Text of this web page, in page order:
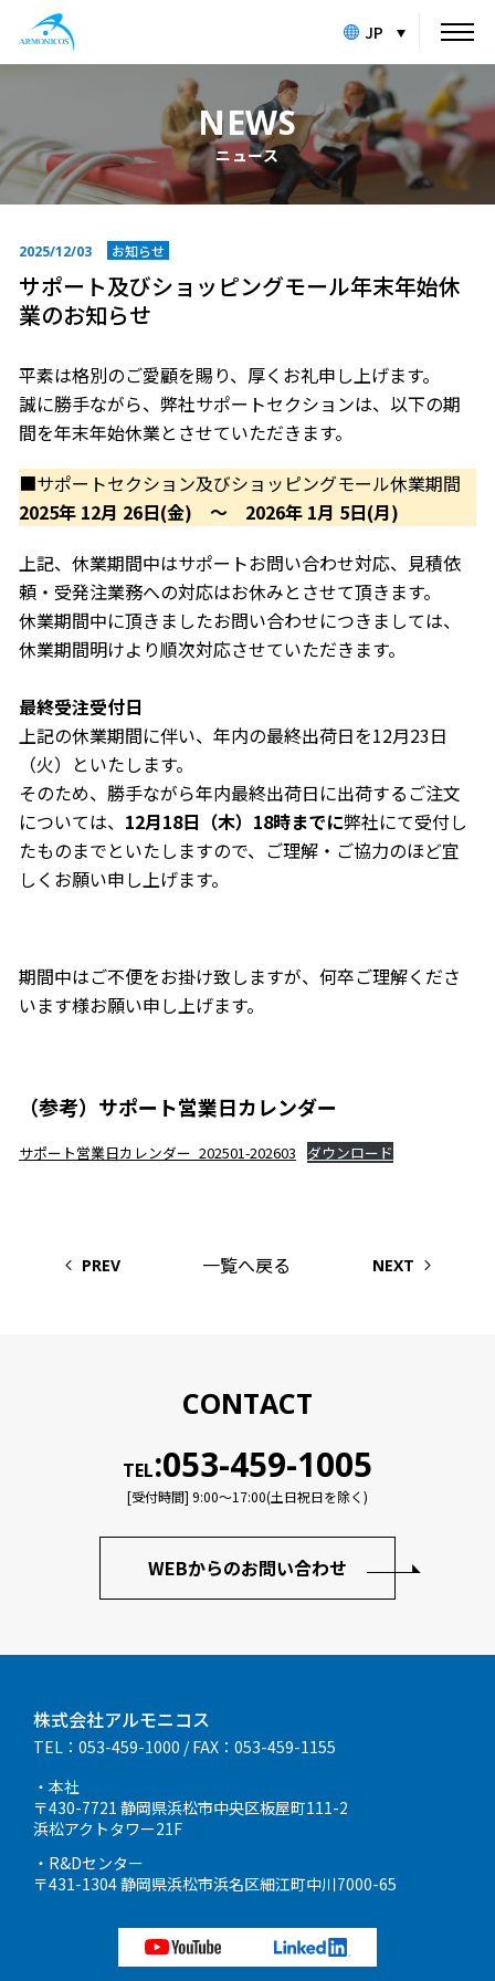
JP
NEWS
ニュース
2025/12/03 お知らせ
サポート及びショッピングモール年末年始休
業のお知らせ
平素は格別のご愛顧を賜り、厚くお礼申し上げます。
誠に勝手ながら、弊社サポートセクションは、以下の期
間を年末年始休業とさせていただきます。
■サポートセクション及びショッピングモール休業期間
2025年 12月 26日(金) ～ 2026年 1月 5日(月)
上記、休業期間中はサポートお問い合わせ対応、見積依
頼・受発注業務への対応はお休みとさせて頂きます。
休業期間中に頂きましたお問い合わせにつきましては、
休業期間明けより順次対応させていただきます。
最終受注受付日
上記の休業期間に伴い、年内の最終出荷日を12月23日
（火）といたします。
そのため、勝手ながら年内最終出荷日に出荷するご注文
については、 12月18日（木）18時までに弊社にて受付し
たものまでといたしますので、ご理解・ご協力のほど宜
しくお願い申し上げます。
期間中はご不便をお掛け致しますが、何卒ご理解くださ
います様お願い申し上げます。
（参考）サポート営業日カレンダー
サポート営業日カレンダー_202501-202603 ダウンロード
PREV 一覧へ戻る NEXT
CONTACT
TEL:053-459-1005
[受付時間] 9:00〜17:00(土日祝日を除く)
WEBからのお問い合わせ
株式会社アルモニコス
TEL：053-459-1000 / FAX：053-459-1155
・本社
〒430-7721 静岡県浜松市中央区板屋町111-2
浜松アクトタワー21F
・R&Dセンター
〒431-1304 静岡県浜松市浜名区細江町中川7000-65